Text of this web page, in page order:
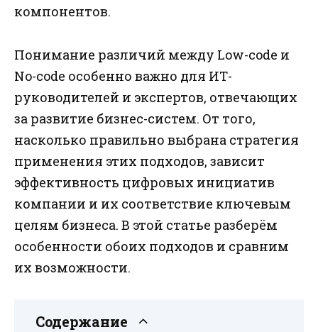
компонентов.
Понимание различий между Low-code и
No-code особенно важно для ИТ-
руководителей и экспертов, отвечающих
за развитие бизнес-систем. От того,
насколько правильно выбрана стратегия
применения этих подходов, зависит
эффективность цифровых инициатив
компании и их соответствие ключевым
целям бизнеса. В этой статье разберём
особенности обоих подходов и сравним
их возможности.
Содержание